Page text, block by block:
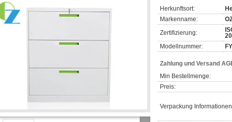
Herkunftsort:
Markenname:
Zertifizierung:
Modellnummer:
Zahlung und Versand
Min Bestellmenge:
Preis:
Verpackung